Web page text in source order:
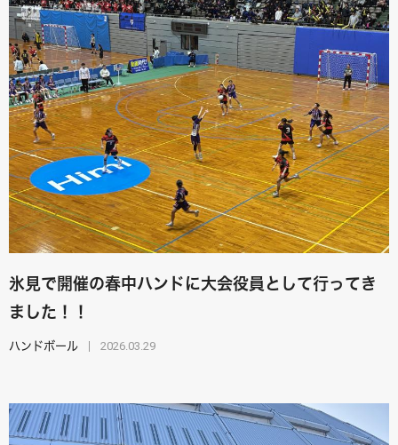
氷見で開催の春中ハンドに大会役員として行ってき
ました！！
ハンドボール 2026.03.29